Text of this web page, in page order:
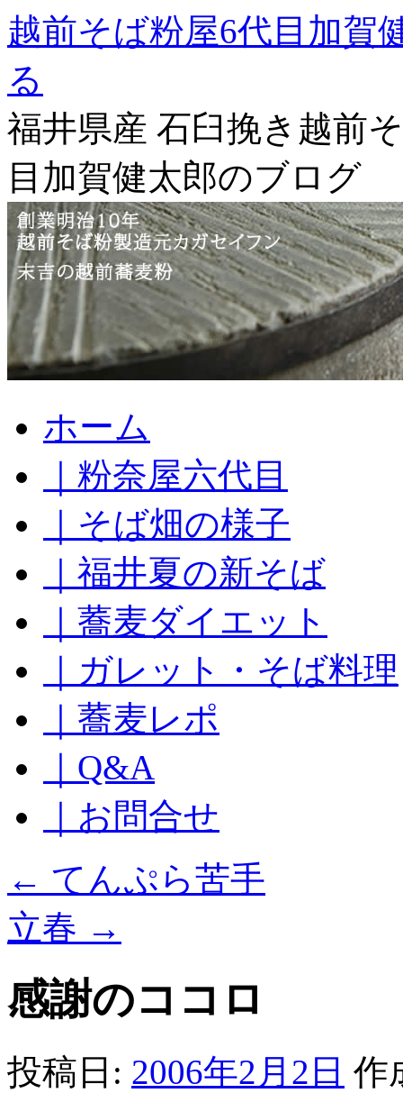
越前そば粉屋6代目加賀
る
福井県産 石臼挽き越前
目加賀健太郎のブログ
ン
ツ
ス
プ
ホーム
｜粉奈屋六代目
｜そば畑の様子
｜福井夏の新そば
｜蕎麦ダイエット
｜ガレット・そば料理
｜蕎麦レポ
｜Q&A
｜お問合せ
← てんぷら苦手
立春 →
感謝のココロ
投稿日: 2006年2月2日 作